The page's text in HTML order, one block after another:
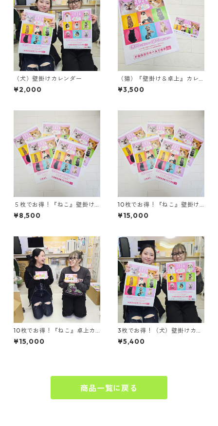
（犬）壁掛けカレンダー
¥2,000
（猫）『壁掛け＆卓上』カレ
ンダーセット
¥3,500
５枚でお得！『ねこ』壁掛け
カレンダー
¥8,500
10枚でお得！『ねこ』壁掛け
カレンダー
¥15,000
10枚でお得！『ねこ』卓上カ
レンダー
¥15,000
3枚でお得！（犬）壁掛けカレ
ンダー
¥5,400
商品一覧に戻る